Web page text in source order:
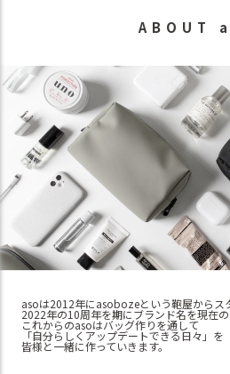
ABOUT
asoは2012年にasobozeという鞄屋からス
2022年の10周年を期にブランド名を現在の
これからのasoはバッグ作りを通して
「自分らしくアップデートできる日々」を
皆様と一緒に作っていきます。